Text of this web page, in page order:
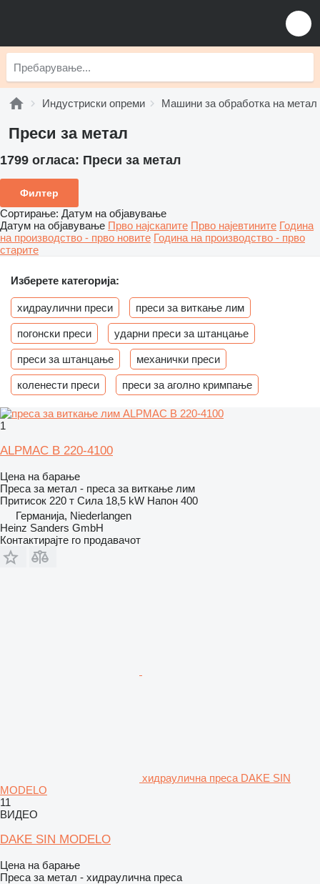
Индустриски опреми Машини за обработка на метал
Преси за метал
1799 огласа: Преси за метал
Филтер
Сортирање: Датум на објавување
Датум на објавување Прво најскапите Прво најевтините Година
на производство - прво новите Година на производство - прво
старите
Изберете категорија:
хидраулични преси преси за виткање лим
погонски преси ударни преси за штанцање
преси за штанцање механички преси
коленести преси преси за аголно кримпање
1
ALPMAC B 220-4100
Цена на барање
Преса за метал - преса за виткање лим
Притисок 220 т Сила 18,5 kW Напон 400
Германија, Niederlangen
Heinz Sanders GmbH
Контактирајте го продавачот
хидраулична преса DAKE SIN
MODELO
11
ВИДЕО
DAKE SIN MODELO
Цена на барање
Преса за метал - хидраулична преса